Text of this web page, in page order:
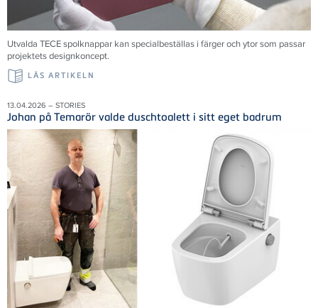
Utvalda TECE spolknappar kan specialbeställas i färger och ytor som passar
projektets designkoncept.
LÄS ARTIKELN
13.04.2026 – STORIES
Johan på Temarör valde duschtoalett i sitt eget badrum